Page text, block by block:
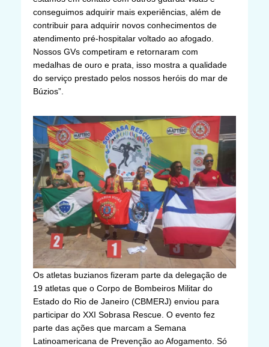
conseguimos adquirir mais experiências, além de
contribuir para adquirir novos conhecimentos de
atendimento pré-hospitalar voltado ao afogado.
Nossos GVs competiram e retornaram com
medalhas de ouro e prata, isso mostra a qualidade
do serviço prestado pelos nossos heróis do mar de
Búzios”.
Os atletas buzianos fizeram parte da delegação de
19 atletas que o Corpo de Bombeiros Militar do
Estado do Rio de Janeiro (CBMERJ) enviou para
participar do XXI Sobrasa Rescue. O evento fez
parte das ações que marcam a Semana
Latinoamericana de Prevenção ao Afogamento. Só